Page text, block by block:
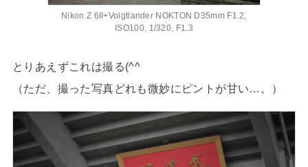
Nikon Z 6II+Voigtlander NOKTON D35mm F1.2,
ISO100, 1/320, F1.3
とりあえずこれは撮る(^^
（ただ、撮った写真どれも微妙にピントが甘い…。）